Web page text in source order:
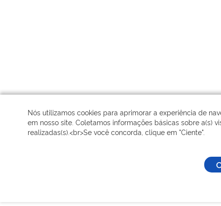
Nós utilizamos cookies para aprimorar a experiência de
em nosso site. Coletamos informações básicas sobre a(s)
realizadas(s).<br>Se você concorda, clique em "Ciente".